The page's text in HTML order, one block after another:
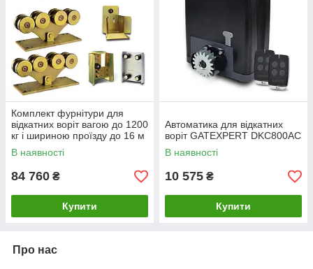
Комплект фурнітури для
відкатних воріт вагою до 1200
кг і шириною проїзду до 16 м
Rolling Center Magnum
В наявності
84 760 ₴
Купити
Автоматика для відкатних
воріт GATEXPERT DKC800AC
В наявності
10 575 ₴
Купити
Про нас